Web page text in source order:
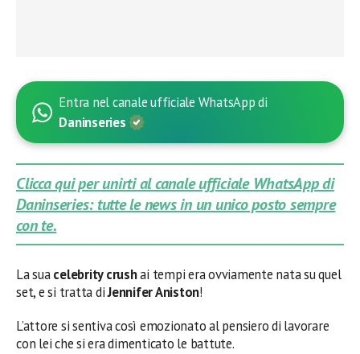
Entra nel canale ufficiale WhatsApp di
Daninseries
Clicca qui per unirti al canale ufficiale WhatsApp di
Daninseries: tutte le news in un unico posto sempre
con te.
La suacelebrity crushai tempi era ovviamente nata su quel
set, e si tratta diJennifer Aniston!
L’attore si sentiva così emozionato al pensiero di lavorare
con lei che si era dimenticato le battute.